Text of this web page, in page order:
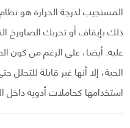
المستجيب لدرجة الحرارة هو
ذلك بإيقاف أو تحريك الصاورخ
عليه. أيضا، على الرغم من كون
الحية، إلا أنها غير قابلة
استخدامها كحاملات أدوية داخل